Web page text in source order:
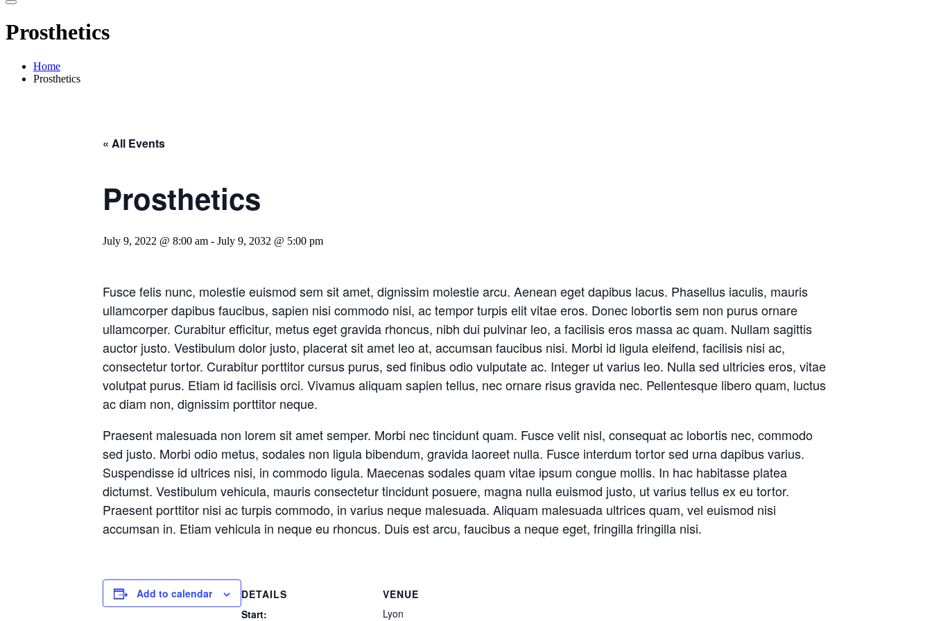
Prosthetics
Home
Prosthetics
« All Events
Prosthetics
July 9, 2022 @ 8:00 am - July 9, 2032 @ 5:00 pm
Fusce felis nunc, molestie euismod sem sit amet, dignissim molestie arcu. Aenean eget dapibus lacus. Phasellus iaculis, mauris
ullamcorper dapibus faucibus, sapien nisi commodo nisi, ac tempor turpis elit vitae eros. Donec lobortis sem non purus ornare
ullamcorper. Curabitur efficitur, metus eget gravida rhoncus, nibh dui pulvinar leo, a facilisis eros massa ac quam. Nullam sagittis
auctor justo. Vestibulum dolor justo, placerat sit amet leo at, accumsan faucibus nisi. Morbi id ligula eleifend, facilisis nisi ac,
consectetur tortor. Curabitur porttitor cursus purus, sed finibus odio vulputate ac. Integer ut varius leo. Nulla sed ultricies eros, vitae
volutpat purus. Etiam id facilisis orci. Vivamus aliquam sapien tellus, nec ornare risus gravida nec. Pellentesque libero quam, luctus
ac diam non, dignissim porttitor neque.
Praesent malesuada non lorem sit amet semper. Morbi nec tincidunt quam. Fusce velit nisl, consequat ac lobortis nec, commodo
sed justo. Morbi odio metus, sodales non ligula bibendum, gravida laoreet nulla. Fusce interdum tortor sed urna dapibus varius.
Suspendisse id ultrices nisi, in commodo ligula. Maecenas sodales quam vitae ipsum congue mollis. In hac habitasse platea
dictumst. Vestibulum vehicula, mauris consectetur tincidunt posuere, magna nulla euismod justo, ut varius tellus ex eu tortor.
Praesent porttitor nisi ac turpis commodo, in varius neque malesuada. Aliquam malesuada ultrices quam, vel euismod nisi
accumsan in. Etiam vehicula in neque eu rhoncus. Duis est arcu, faucibus a neque eget, fringilla fringilla nisi.
Add to calendar
DETAILS
Start:
VENUE
Lyon